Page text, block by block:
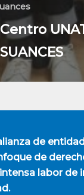
Centro
SUANCES
de
de
labor